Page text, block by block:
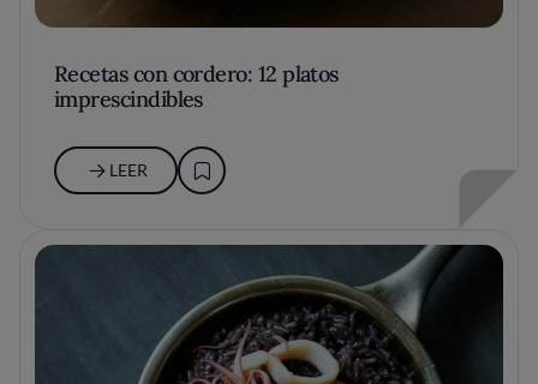
Recetas con cordero: 12 platos
imprescindibles
LEER